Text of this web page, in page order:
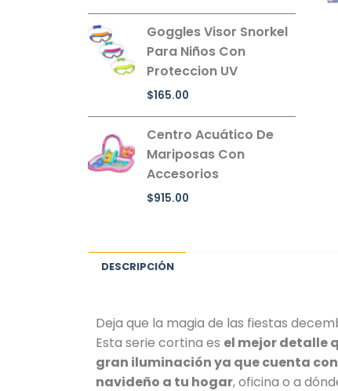
Goggles Visor Snorkel
Para Niños Con
Proteccion UV
$165.00
Centro Acuático De
Mariposas Con
Accesorios
$915.00
DESCRIPCIÓN
Deja que la magia de las fiestas
Esta serie cortina es el mejor detalle
gran iluminación ya que cuenta
navideño a tu hogar, oficina o a